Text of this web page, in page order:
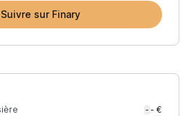
Suivre sur Finary
- - €